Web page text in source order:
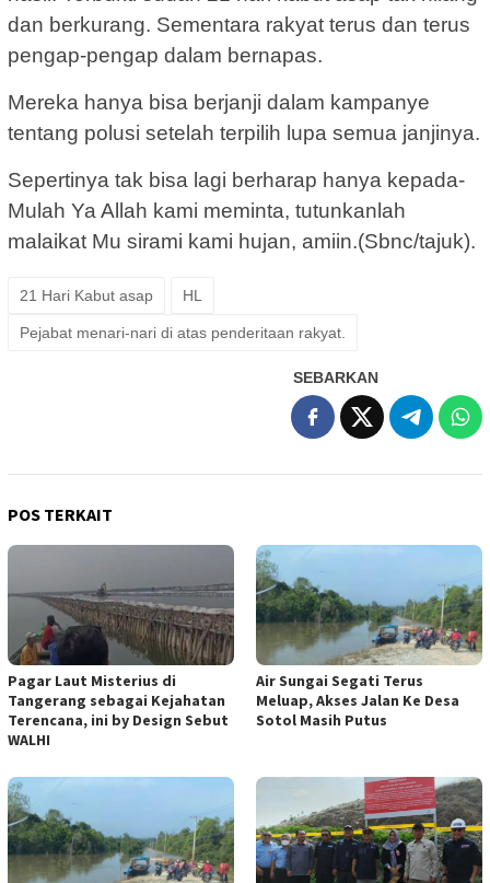
dan berkurang. Sementara rakyat terus dan terus
pengap-pengap dalam bernapas.
Mereka hanya bisa berjanji dalam kampanye
tentang polusi setelah terpilih lupa semua janjinya.
Sepertinya tak bisa lagi berharap hanya kepada-
Mulah Ya Allah kami meminta, tutunkanlah
malaikat Mu sirami kami hujan, amiin.(Sbnc/tajuk).
21 Hari Kabut asap HL
Pejabat menari-nari di atas penderitaan rakyat.
SEBARKAN
POS TERKAIT
Pagar Laut Misterius di
Tangerang sebagai Kejahatan
Terencana, ini by Design Sebut
WALHI
Air Sungai Segati Terus
Meluap, Akses Jalan Ke Desa
Sotol Masih Putus